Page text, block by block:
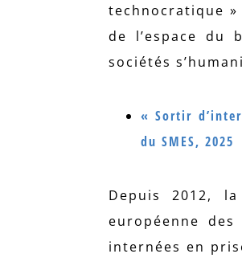
technocratique »
de l’espace du
sociétés
« Sortir
du SMES, 2025
Depuis 2012,
européenne
internées en